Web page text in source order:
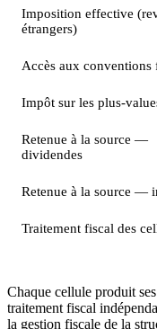
Imposition effective
étrangers)
Accès aux conventions
Impôt sur les plus-
Retenue à la source —
dividendes
Retenue à la source —
Traitement fiscal des
Chaque cellule produit
traitement fiscal
la gestion fiscale de la